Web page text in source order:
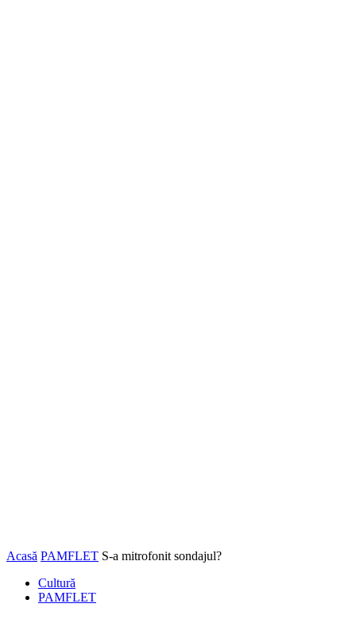
Acasă PAMFLET S-a mitrofonit sondajul?
Cultură
PAMFLET